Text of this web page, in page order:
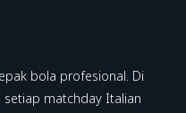
bola profesional. Di
setiap matchday Italian